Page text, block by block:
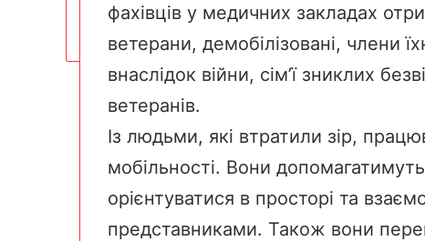
фахівців у медичних закладах
ветерани, демобілізовані, члени
внаслідок війни, сім’ї зниклих
ветеранів.
Із людьми, які втратили зір,
мобільності. Вони
орієнтуватися в просторі та
представниками. Також вони